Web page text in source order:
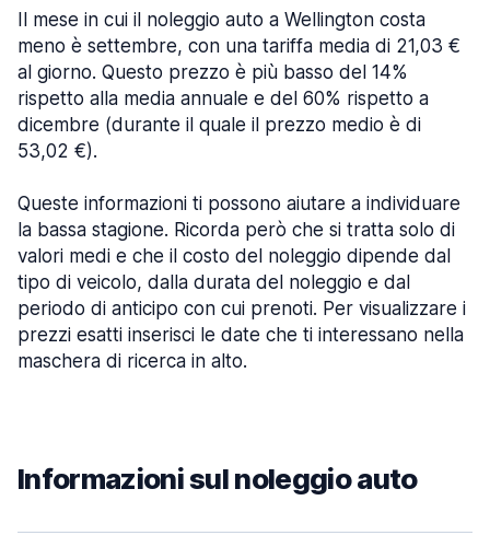
Il mese in cui il noleggio auto a Wellington costa
meno è settembre, con una tariffa media di 21,03 €
al giorno. Questo prezzo è più basso del 14%
rispetto alla media annuale e del 60% rispetto a
dicembre (durante il quale il prezzo medio è di
53,02 €).
Queste informazioni ti possono aiutare a individuare
la bassa stagione. Ricorda però che si tratta solo di
valori medi e che il costo del noleggio dipende dal
tipo di veicolo, dalla durata del noleggio e dal
periodo di anticipo con cui prenoti. Per visualizzare i
prezzi esatti inserisci le date che ti interessano nella
maschera di ricerca in alto.
Informazioni sul noleggio auto